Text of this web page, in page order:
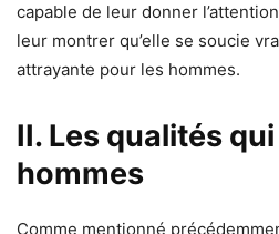
capable de leur donner
leur montrer qu’elle se soucie
attrayante pour les hommes.
II. Les qualités
hommes
Comme mentionné